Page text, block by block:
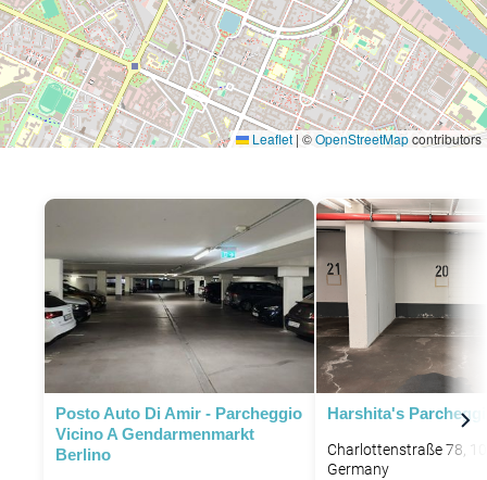
Leaflet | ©OpenStreetMapcontributors
Posto Auto Di Amir - Parcheggio
Vicino A Gendarmenmarkt
Berlino
Harshita's
Charlottenstraße 78,
Germany